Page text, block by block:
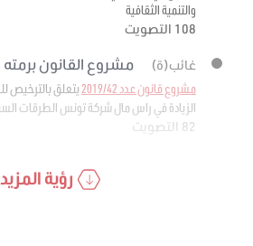
والتنمية الثقافية
108 التصويت
غائب(ة) مشروع القانون برمته
مشروع قانون عدد 2019/42
يتعلق بالترخيص
الزيادة في راس مال شركة تونس الطرقات
82 التصويت
رؤية المزيد